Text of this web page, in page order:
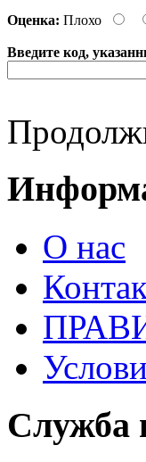
Оценка: Плохо
Введите код,
О нас
Служба